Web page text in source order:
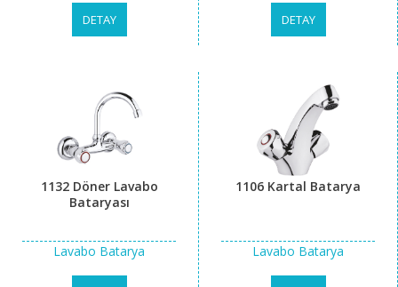
DETAY DETAY
1132 Döner Lavabo
Bataryası
Lavabo Batarya
1106 Kartal Batarya
Lavabo Batarya